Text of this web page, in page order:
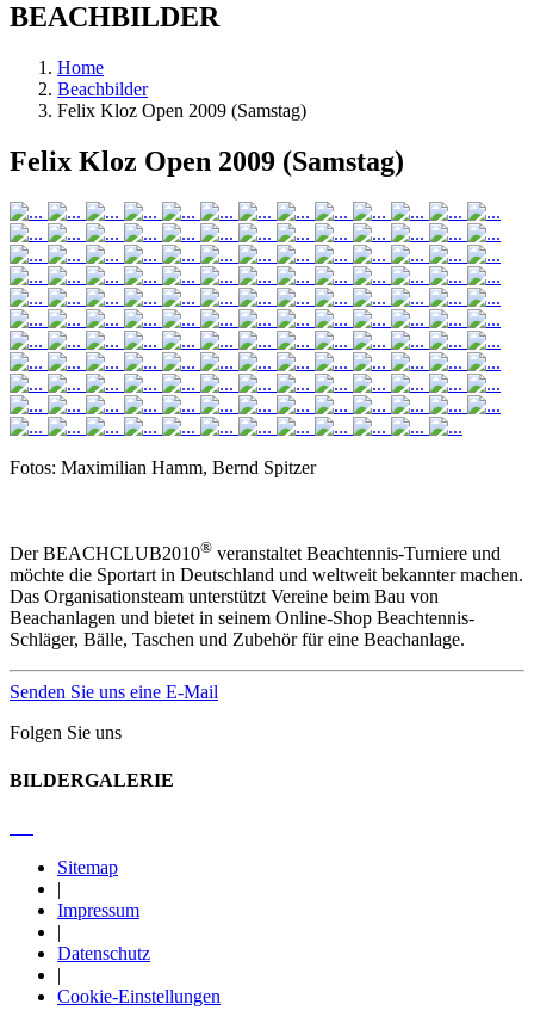
BEACHBILDER
Home
Beachbilder
Felix Kloz Open 2009 (Samstag)
Felix Kloz Open 2009 (Samstag)
Fotos: Maximilian Hamm, Bernd Spitzer
Der BEACHCLUB2010® veranstaltet Beachtennis-Turniere und
möchte die Sportart in Deutschland und weltweit bekannter machen.
Das Organisationsteam unterstützt Vereine beim Bau von
Beachanlagen und bietet in seinem Online-Shop Beachtennis-
Schläger, Bälle, Taschen und Zubehör für eine Beachanlage.
Senden Sie uns eine E-Mail
Folgen Sie uns
BILDERGALERIE
Sitemap
|
Impressum
|
Datenschutz
|
Cookie-Einstellungen